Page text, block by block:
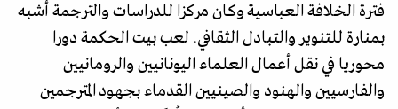
فترة الخلافة العباسية وكان مركزا للدراسات والترجمة أشبه
بمنارة للتنوير والتبادل الثقافي. لعب بيت الحكمة دورا
محوريا في نقل أعمال العلماء اليونانيين والرومانيين
والفارسيين والهنود والصينيين القدماء بجهود المترجمين